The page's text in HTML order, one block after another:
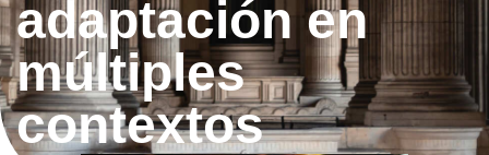
adaptación en
múltiples
contextos